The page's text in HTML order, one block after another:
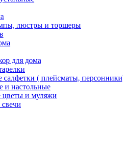
люстры и торшеры
для дома
салфетки ( плейсматы,
и настольные
цветы и муляжи